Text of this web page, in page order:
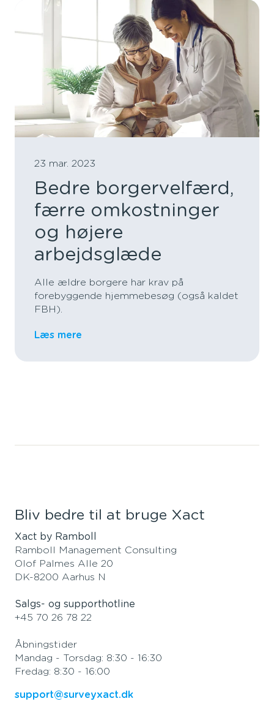
23 mar. 2023
Bedre borgervelfærd,
færre omkostninger
og højere
arbejdsglæde
Alle ældre borgere har krav på
forebyggende hjemmebesøg (også kaldet
FBH).
Læs mere
Bliv bedre til at bruge Xact
Xact by Ramboll
Ramboll Management Consulting
Olof Palmes Alle 20
DK-8200 Aarhus N
Salgs- og supporthotline
+45 70 26 78 22
Åbningstider
Mandag - Torsdag: 8:30 - 16:30
Fredag: 8:30 - 16:00
support@surveyxact.dk